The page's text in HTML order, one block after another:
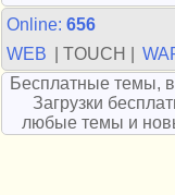
Online: 656
WEB
| TOUCH |
Бесплатные темы,
Загрузки
любые темы и